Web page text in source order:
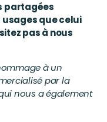
partagées
que celui
pas à nous
à un
par la
nous a également